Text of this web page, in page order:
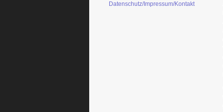
Datenschutz/Impressum/Kontakt